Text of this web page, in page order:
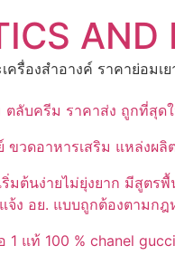
AND
รื่องสำอางค์ ราคาย่อมเย
ตลับครีม ราคาส่ง ถูกที่สุด
ขวดอาหารเสริม แหล่งผลิ
ริ่มต้นง่ายไม่ยุ่งยาก มีสูต
จ้ง อย. แบบถูกต้องตามก
1 แท้ 100 % chanel